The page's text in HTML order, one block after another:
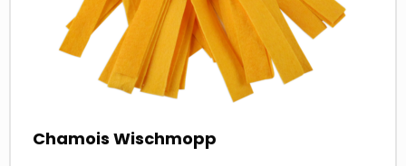
Chamois Wischmopp